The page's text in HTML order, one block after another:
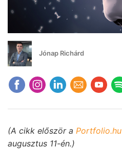
Jónap Richárd
(A cikk először a Portfolio.hu
augusztus 11-én.)